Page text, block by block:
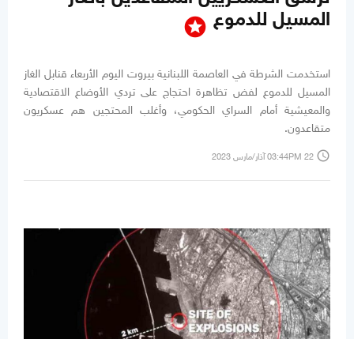
المسيل للدموع stars
استخدمت الشرطة في العاصمة اللبنانية بيروت اليوم الأربعاء قنابل الغاز
المسيل للدموع لفض تظاهرة احتجاج على تردي الأوضاع الاقتصادية
والمعيشية أمام السراي الحكومي، وأغلب المحتجين هم عسكريون
متقاعدون.
access_time 03:44PM 22 آذار/مارس 2023